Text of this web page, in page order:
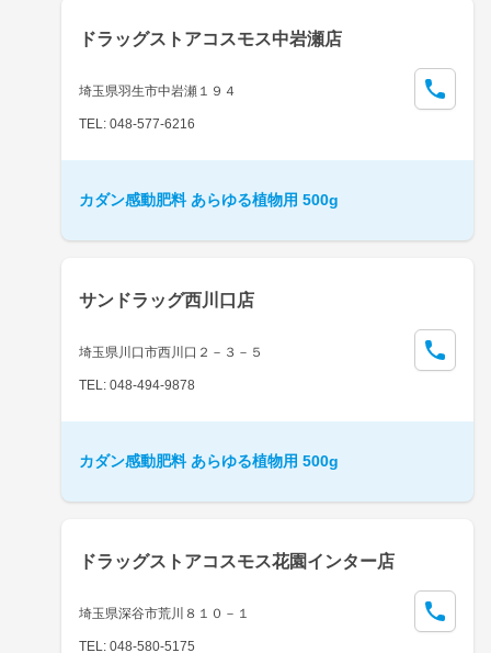
ドラッグストアコスモス中岩瀬店
埼玉県羽生市中岩瀬１９４
TEL: 048-577-6216
カダン感動肥料 あらゆる植物用 500g
サンドラッグ西川口店
埼玉県川口市西川口２－３－５
TEL: 048-494-9878
カダン感動肥料 あらゆる植物用 500g
ドラッグストアコスモス花園インター店
埼玉県深谷市荒川８１０－１
TEL: 048-580-5175